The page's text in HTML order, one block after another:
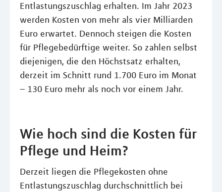
Entlastungszuschlag erhalten. Im Jahr 2023
werden Kosten von mehr als vier Milliarden
Euro erwartet. Dennoch steigen die Kosten
für Pflegebedürftige weiter. So zahlen selbst
diejenigen, die den Höchstsatz erhalten,
derzeit im Schnitt rund 1.700 Euro im Monat
– 130 Euro mehr als noch vor einem Jahr.
Wie hoch sind die Kosten für
Pflege und Heim?
Derzeit liegen die Pflegekosten ohne
Entlastungszuschlag durchschnittlich bei